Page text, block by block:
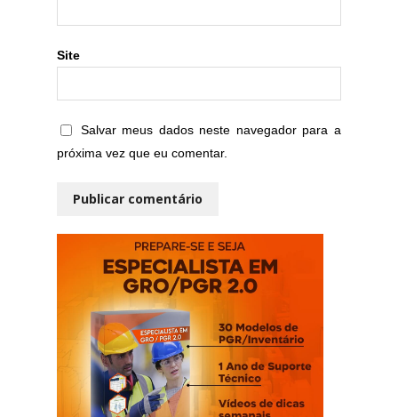
Site
Salvar meus dados neste navegador para a
próxima vez que eu comentar.